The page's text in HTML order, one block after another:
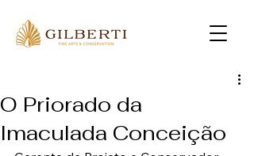
O Priorado da
Imaculada Conceição